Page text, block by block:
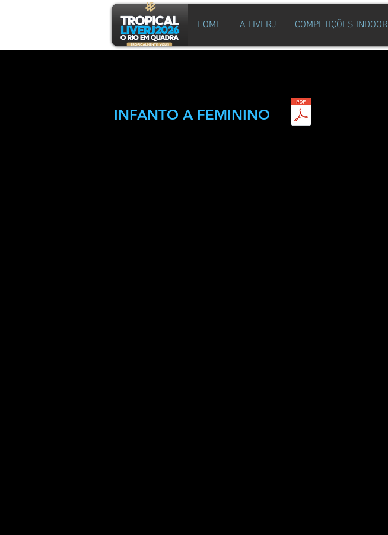
HOME A LIVERJ COMPETIÇÕES INDOOR
INFANTO A FEMININO